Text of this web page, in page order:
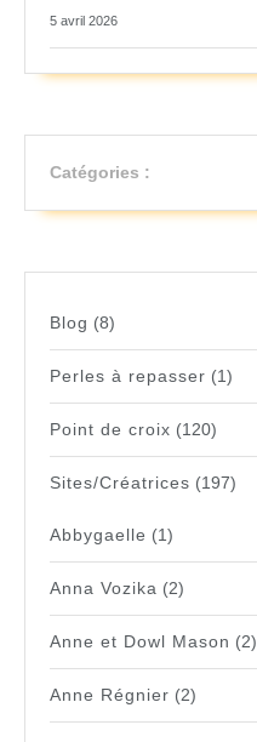
5 avril 2026
Catégories :
Blog (8)
Perles à repasser (1)
Point de croix (120)
Sites/Créatrices (197)
Abbygaelle (1)
Anna Vozika (2)
Anne et Dowl Mason (2)
Anne Régnier (2)